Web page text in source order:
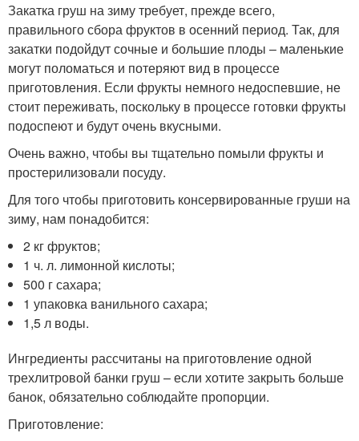
Закатка груш на зиму требует, прежде всего,
правильного сбора фруктов в осенний период. Так, для
закатки подойдут сочные и большие плоды – маленькие
могут поломаться и потеряют вид в процессе
приготовления. Если фрукты немного недоспевшие, не
стоит переживать, поскольку в процессе готовки фрукты
подоспеют и будут очень вкусными.
Очень важно, чтобы вы тщательно помыли фрукты и
простерилизовали посуду.
Для того чтобы приготовить консервированные груши на
зиму, нам понадобится:
2 кг фруктов;
1 ч. л. лимонной кислоты;
500 г сахара;
1 упаковка ванильного сахара;
1,5 л воды.
Ингредиенты рассчитаны на приготовление одной
трехлитровой банки груш – если хотите закрыть больше
банок, обязательно соблюдайте пропорции.
Приготовление: